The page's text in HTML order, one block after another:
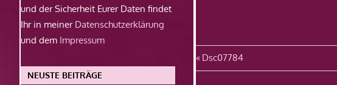
Beitragsnavigation
Vorheriger
Beitrag:
Dsc07784
und der Sicherheit Eurer Daten findet
Ihr in meiner Datenschutzerklärung
und dem Impressum
NEUSTE BEITRÄGE